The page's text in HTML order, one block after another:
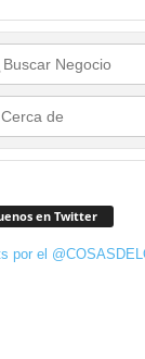
en Twitter
por el